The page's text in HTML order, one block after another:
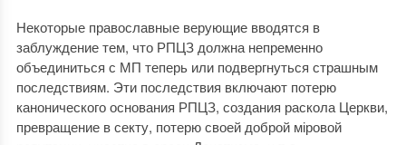
Некоторые православные верующие вводятся в
заблуждение тем, что РПЦЗ должна непременно
объединиться с МП теперь или подвергнуться страшным
последствиям. Эти последствия включают потерю
канонического основания РПЦЗ, создания раскола Церкви,
превращение в секту, потерю своей доброй міровой